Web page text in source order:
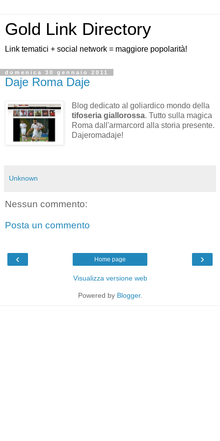
Gold Link Directory
Link tematici + social network = maggiore popolarità!
domenica 30 gennaio 2011
Daje Roma Daje
Blog dedicato al goliardico mondo della
tifoseria giallorossa. Tutto sulla magica
Roma dall'armarcord alla storia presente.
Dajeromadaje!
Unknown
Nessun commento:
Posta un commento
‹ ›
Home page
Visualizza versione web
Powered by Blogger.